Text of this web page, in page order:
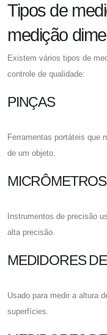
Tipos de
medição
Existem vários tipos de
controle de qualidade:
PINÇAS
Ferramentas portáteis que
de um objeto.
MICRÔMETROS
Instrumentos de precisão
alta precisão.
MEDIDORES
Usado para medir a altura
superfícies.